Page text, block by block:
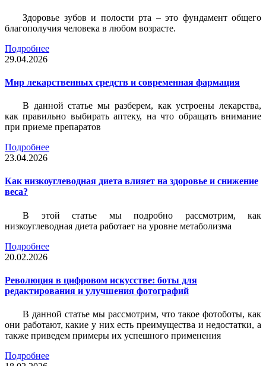
Здоровье зубов и полости рта – это фундамент общего
благополучия человека в любом возрасте.
Подробнее
29.04.2026
Мир лекарственных средств и современная фармация
В данной статье мы разберем, как устроены лекарства,
как правильно выбирать аптеку, на что обращать внимание
при приеме препаратов
Подробнее
23.04.2026
Как низкоуглеводная диета влияет на здоровье и снижение
веса?
В этой статье мы подробно рассмотрим, как
низкоуглеводная диета работает на уровне метаболизма
Подробнее
20.02.2026
Революция в цифровом искусстве: боты для
редактирования и улучшения фотографий
В данной статье мы рассмотрим, что такое фотоботы, как
они работают, какие у них есть преимущества и недостатки, а
также приведем примеры их успешного применения
Подробнее